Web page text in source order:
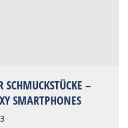
–
SMARTPHONES